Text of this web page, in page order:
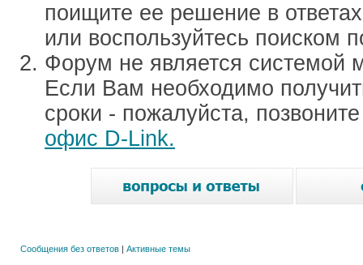
поищите ее решение в
или воспользуйтесь поиском
Форум не является системой
Если Вам необходимо
сроки - пожалуйста,
офис D-Link.
Сообщения без ответов | Активные темы